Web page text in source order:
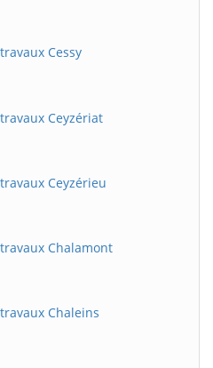
Cessy
Ceyzériat
Ceyzérieu
Chalamont
Chaleins